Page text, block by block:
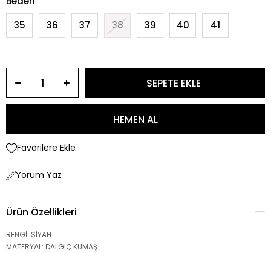
35
36 37 38 39 40 41
Favorilere Ekle
Yorum Yaz
Ürün Özellikleri
RENGİ: SİYAH
MATERYAL: DALGIÇ KUMAŞ